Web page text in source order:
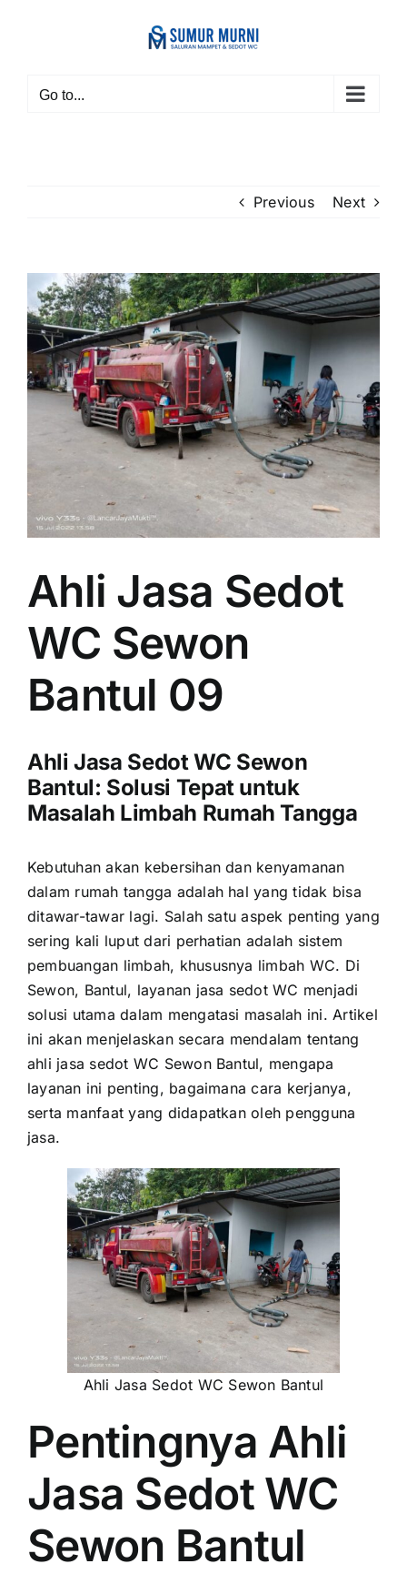
Go to...
Previous Next
View
Larger
Image
Ahli Jasa Sedot
WC Sewon
Bantul 09
Ahli Jasa Sedot WC Sewon
Bantul: Solusi Tepat untuk
Masalah Limbah Rumah Tangga
Kebutuhan akan kebersihan dan kenyamanan
dalam rumah tangga adalah hal yang tidak bisa
ditawar-tawar lagi. Salah satu aspek penting yang
sering kali luput dari perhatian adalah sistem
pembuangan limbah, khususnya limbah WC. Di
Sewon, Bantul, layanan jasa sedot WC menjadi
solusi utama dalam mengatasi masalah ini. Artikel
ini akan menjelaskan secara mendalam tentang
ahli jasa sedot WC Sewon Bantul, mengapa
layanan ini penting, bagaimana cara kerjanya,
serta manfaat yang didapatkan oleh pengguna
jasa.
Ahli Jasa Sedot WC Sewon Bantul
Pentingnya Ahli
Jasa Sedot WC
Sewon Bantul